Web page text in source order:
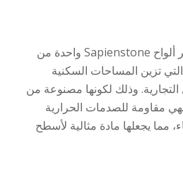
Sapienstoneواحدة من
تزين المساحات السكنية
وذلك لكونها مصنوعة من
مقاومة للصدمات الحرارية
مما يجعلها مادة مثالية لأسطح